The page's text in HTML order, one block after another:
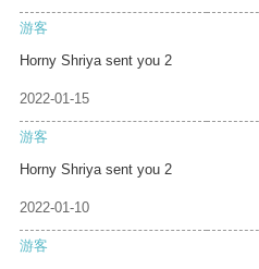
游客
Horny Shriya sent you 2
2022-01-15
游客
Horny Shriya sent you 2
2022-01-10
游客